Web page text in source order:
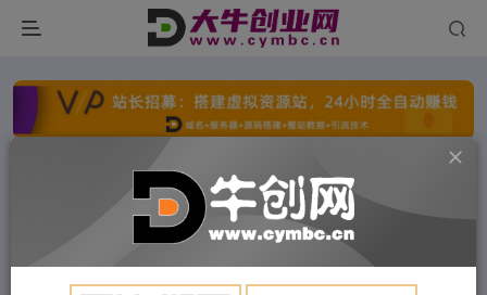
点击开通分站+ 每日收入300+
文字广告火爆招租 文字广告火爆招租
文字广告火爆招租